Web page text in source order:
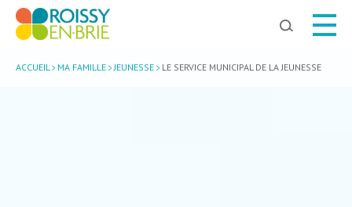
Chercher
ACCUEIL MA FAMILLE JEUNESSE LE SERVICE MUNICIPAL DE LA JEUNESSE